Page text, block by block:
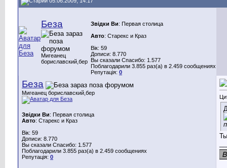
Беза
Мигеанец
бориславский,бер
Звідки Ви: Первая столица
Авто: Старекс и Краз
Вік: 59
Дописи: 8.770
Вы сказали Спасибо: 1.577
Поблагодарили 3.855 раз(а) в 2.459 сообщениях
Репутація: 0
Беза
Мигеанец бориславский,бер
Звідки Ви: Первая столица
Авто: Старекс и Краз
Вік: 59
Дописи: 8.770
Вы сказали Спасибо: 1.577
Поблагодарили 3.855 раз(а) в 2.459 сообщениях
Репутація: 0